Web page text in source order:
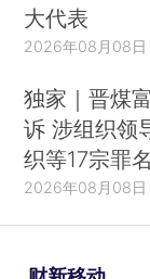
大代表
2026年08月08日
独家｜晋煤
诉 涉组织领
织等17宗罪名
2026年08月08日